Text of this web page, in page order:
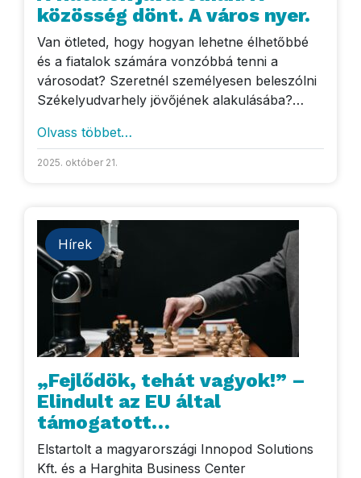
közösség dönt. A város nyer.
Van ötleted, hogy hogyan lehetne élhetőbbé
és a fiatalok számára vonzóbbá tenni a
városodat? Szeretnél személyesen beleszólni
Székelyudvarhely jövőjének alakulásába?…
Olvass többet…
2025. október 21.
Hírek
„Fejlődök, tehát vagyok!” –
Elindult az EU által
támogatott
vállalkozásfejlesztési
programunk
Elstartolt a magyarországi Innopod Solutions
Kft. és a Harghita Business Center